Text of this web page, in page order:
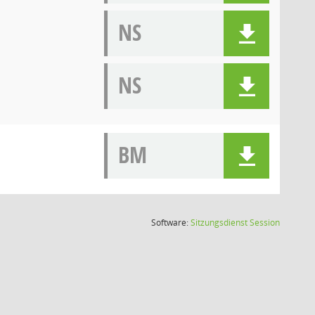
NS
NS
BM
Software:SitzungsdienstSession(Wird in